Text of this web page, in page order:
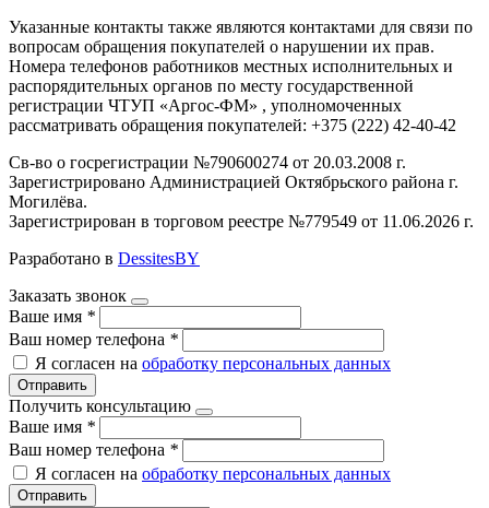
Указанные контакты также являются контактами для связи по
вопросам обращения покупателей о нарушении их прав.
Номера телефонов работников местных исполнительных и
распорядительных органов по месту государственной
регистрации ЧТУП «Аргос-ФМ» , уполномоченных
рассматривать обращения покупателей: +375 (222) 42-40-42
Св-во о госрегистрации №790600274 от 20.03.2008 г.
Зарегистрировано Администрацией Октябрьского района г.
Могилёва.
Зарегистрирован в торговом реестре №779549 от 11.06.2026 г.
Разработано в DessitesBY
Заказать звонок
Ваше имя *
Ваш номер телефона *
Я согласен на обработку персональных данных
Отправить
Получить консультацию
Ваше имя *
Ваш номер телефона *
Я согласен на обработку персональных данных
Отправить